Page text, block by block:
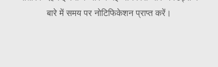
बारे में समय पर नोटिफिकेशन प्राप्त करें।